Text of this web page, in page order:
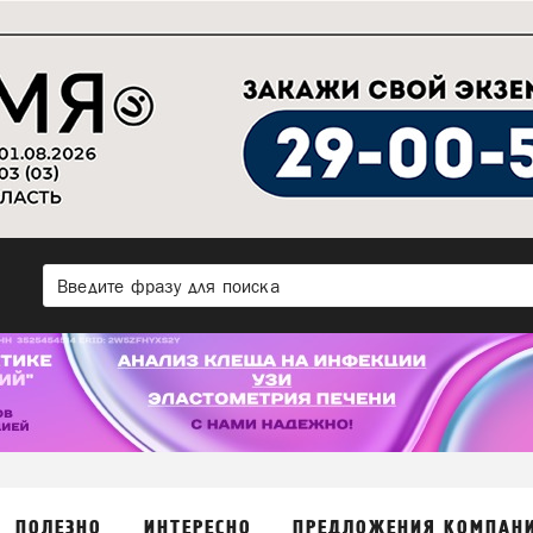
ПОЛЕЗНО ИНТЕРЕСНО ПРЕДЛОЖЕНИЯ